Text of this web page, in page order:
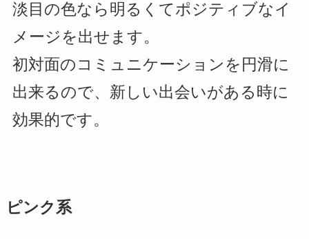
淡目の色なら明るくてポジティブなイ
メージを出せます。
初対面のコミュニケーションを円滑に
出来るので、新しい出会いがある時に
効果的です。
ピンク系